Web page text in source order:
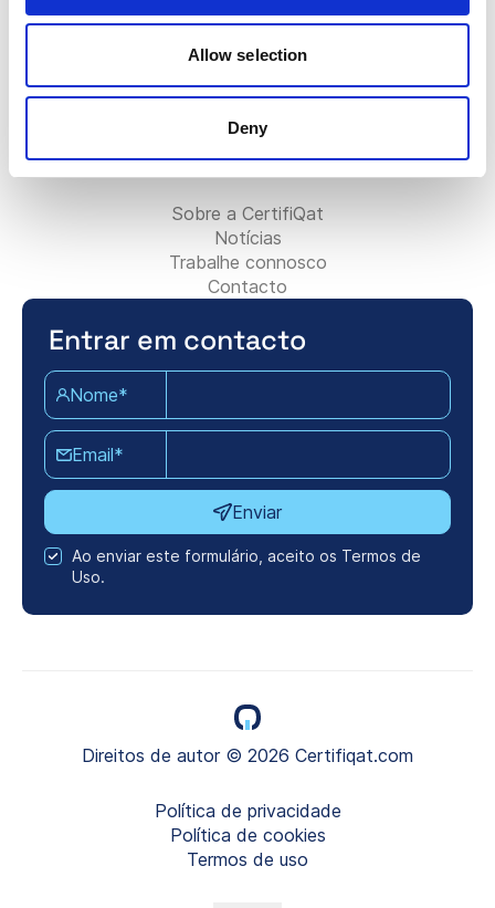
Allow selection
Deny
Contactar a equipa de suporte
Para parceiros:
Torne-se Parceiro de Consultoria
Adicione a sua empresa de consultoria
Contacte a equipa de parceiros
Sobre Certifiqat:
Sobre a CertifiQat
Notícias
Trabalhe connosco
Contacto
Entrar em contacto
Nome*
Email*
Enviar
Ao enviar este formulário, aceito os Termos de
Uso.
Direitos de autor © 2026 Certifiqat.com
Política de privacidade
Política de cookies
Termos de uso